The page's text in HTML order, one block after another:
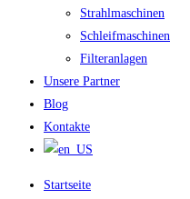
Strahlmaschinen
Schleifmaschinen
Filteranlagen
Unsere Partner
Blog
Kontakte
Startseite